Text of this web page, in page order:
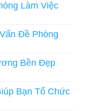
Làm Việc
Đề Phòng
Bền Đẹp
Bạn Tổ Chức